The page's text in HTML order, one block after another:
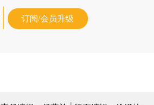
订阅/会员升级